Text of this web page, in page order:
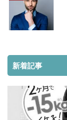
新着記事